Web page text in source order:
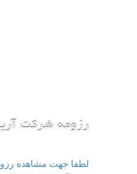
رزومه شرکت
لطفا جهت مشاهده